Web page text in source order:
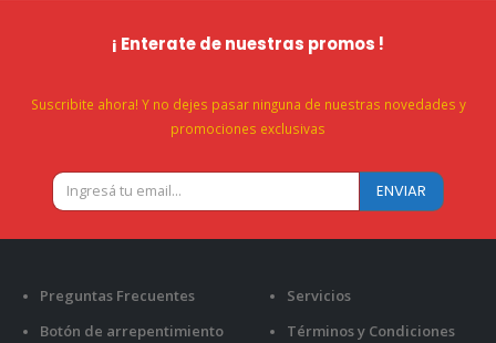
¡ Enterate de nuestras promos !
Suscribite ahora! Y no dejes pasar ninguna de nuestras novedades y
promociones exclusivas
Preguntas Frecuentes
Botón de arrepentimiento
Servicios
Términos y Condiciones